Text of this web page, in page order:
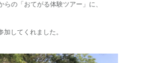
らの「おてがる体験ツアー」に、
加してくれました。